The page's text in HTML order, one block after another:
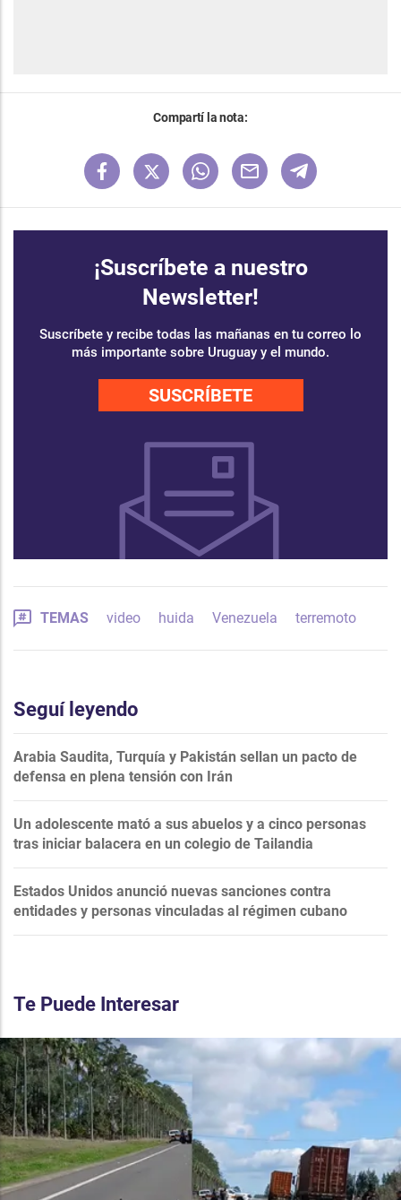
Compartí la nota:
¡Suscríbete a nuestro
Newsletter!
Suscríbete y recibe todas las mañanas en tu correo lo
más importante sobre Uruguay y el mundo.
SUSCRÍBETE
TEMAS video huida Venezuela terremoto
Seguí leyendo
Arabia Saudita, Turquía y Pakistán sellan un pacto de
defensa en plena tensión con Irán
Un adolescente mató a sus abuelos y a cinco personas
tras iniciar balacera en un colegio de Tailandia
Estados Unidos anunció nuevas sanciones contra
entidades y personas vinculadas al régimen cubano
Te Puede Interesar